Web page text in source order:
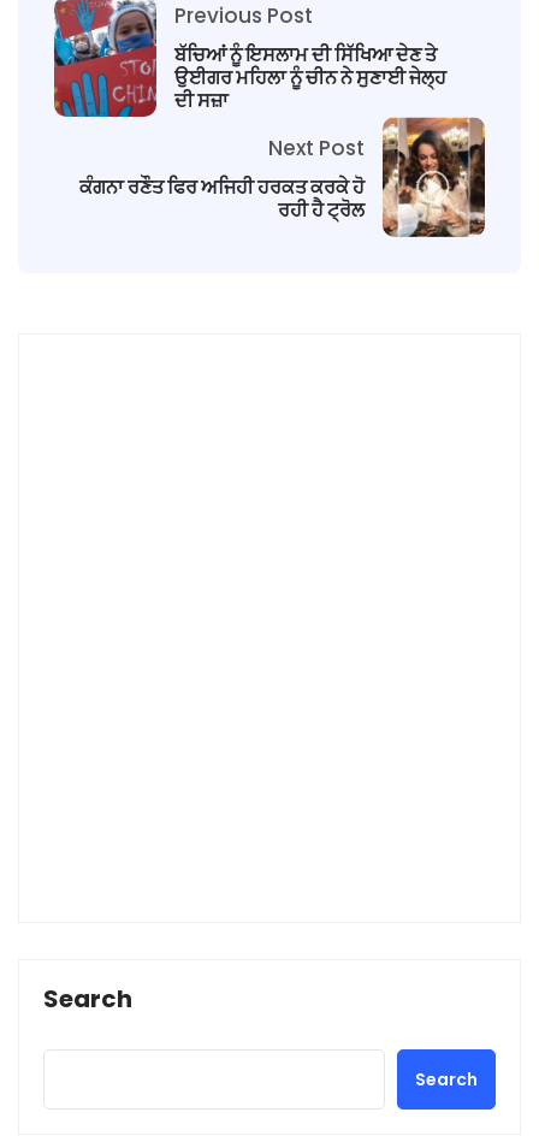
Previous Post
ਬੱਚਿਆਂ ਨੂੰ ਇਸਲਾਮ ਦੀ ਸਿੱਖਿਆ ਦੇਣ ਤੇ
ਉਈਗਰ ਮਹਿਲਾ ਨੂੰ ਚੀਨ ਨੇ ਸੁਣਾਈ ਜੇਲ੍ਹ
ਦੀ ਸਜ਼ਾ
Next Post
ਕੰਗਨਾ ਰਣੌਤ ਫਿਰ ਅਜਿਹੀ ਹਰਕਤ ਕਰਕੇ ਹੋ
ਰਹੀ ਹੈ ਟ੍ਰੋਲ
Search
Search